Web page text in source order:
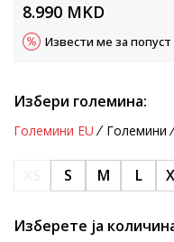
8.990 MKD
Извести ме за попуст
Избери големина:
Големини EU Големини
S M L
Изберете ја